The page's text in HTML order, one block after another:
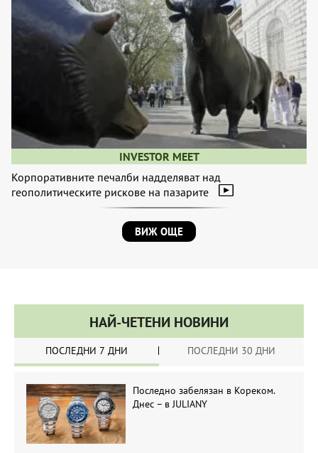
INVESTOR MEET
Корпоративните печалби надделяват над
геополитическите рискове на пазарите
ВИЖ ОЩЕ
НАЙ-ЧЕТЕНИ НОВИНИ
ПОСЛЕДНИ 7 ДНИ ПОСЛЕДНИ 30 ДНИ
Последно забелязан в Кореком.
Днес – в JULIANY